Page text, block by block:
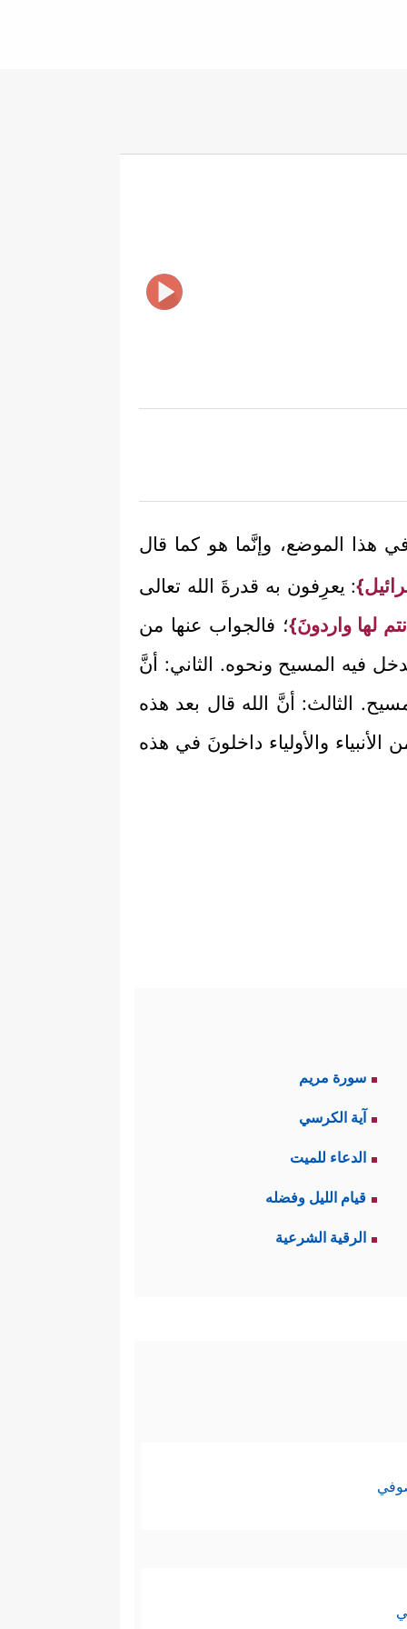
هذا الموضع، وإنَّما هو كما قال
: يعرِفون به قدرةَ الله تعالى
لها واردونَ}؛ فالجواب عنها من
فيه المسيح ونحوه. الثاني: أنَّ
الثالث: أنَّ الله قال بعد هذه
والأولياء داخلونَ في هذه
سورة مريم
آية الكرسي
الدعاء للميت
قيام الليل وفضله
الرقية الشرعية